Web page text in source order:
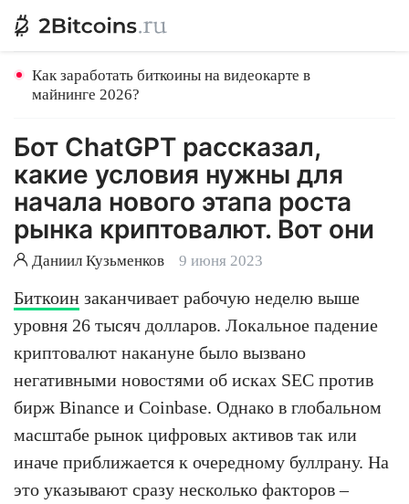
Как заработать биткоины на видеокарте в
майнинге 2026?
Бот ChatGPT рассказал,
какие условия нужны для
начала нового этапа роста
рынка криптовалют. Вот они
Даниил Кузьменков 9 июня 2023
Биткоин заканчивает рабочую неделю выше
уровня 26 тысяч долларов. Локальное падение
криптовалют накануне было вызвано
негативными новостями об исках SEC против
бирж Binance и Coinbase. Однако в глобальном
масштабе рынок цифровых активов так или
иначе приближается к очередному буллрану. На
это указывают сразу несколько факторов –